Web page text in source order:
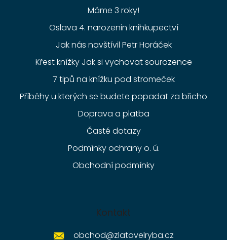
Máme 3 roky!
Oslava 4. narozenin knihkupectví
Jak nás navštívil Petr Horáček
Křest knížky Jak si vychovat sourozence
7 tipů na knížku pod stromeček
Příběhy u kterých se budete popadat za břicho
Doprava a platba
Časté dotazy
Podmínky ochrany o. ú.
Obchodní podmínky
Kontakt
obchod@zlatavelryba.cz